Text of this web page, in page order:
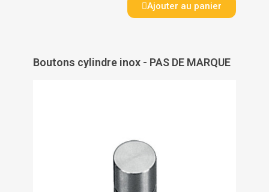
Ajouter au panier
Boutons cylindre inox - PAS DE MARQUE